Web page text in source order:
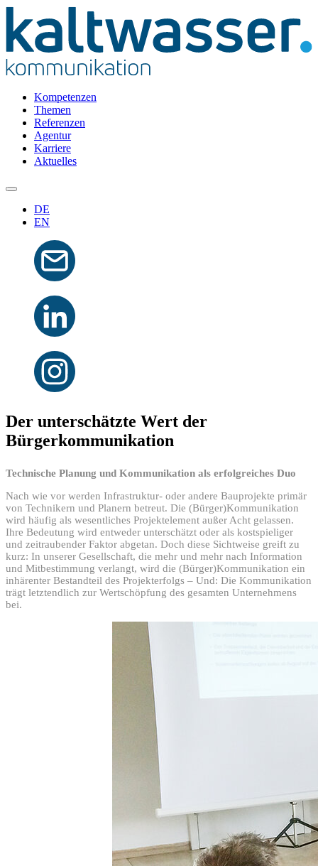
Kompetenzen
Themen
Referenzen
Agentur
Karriere
Aktuelles
DE
EN
Der unterschätzte Wert der
Bürgerkommunikation
Technische Planung und Kommunikation als erfolgreiches Duo
Nach wie vor werden Infrastruktur- oder andere Bauprojekte primär
von Technikern und Planern betreut. Die (Bürger)Kommunikation
wird häufig als wesentliches Projektelement außer Acht gelassen.
Ihre Bedeutung wird entweder unterschätzt oder als kostspieliger
und zeitraubender Faktor abgetan. Doch diese Sichtweise greift zu
kurz: In unserer Gesellschaft, die mehr und mehr nach Information
und Mitbestimmung verlangt, wird die (Bürger)Kommunikation ein
inhärenter Bestandteil des Projekterfolgs – Und: Die Kommunikation
trägt letztendlich zur Wertschöpfung des gesamten Unternehmens
bei.